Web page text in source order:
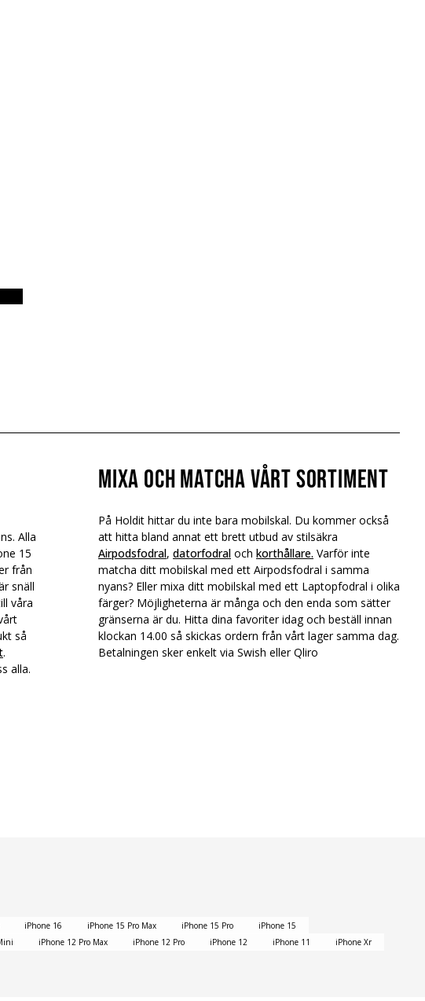
Alla
15
från
snäll
våra
så
.
alla.
Mixa och Matcha vårt sortiment
På Holdit hittar du inte bara mobilskal. Du kommer också
att hitta bland annat ett brett utbud av stilsäkra
Airpodsfodral, datorfodral och korthållare. Varför inte
matcha ditt mobilskal med ett Airpodsfodral i samma
nyans? Eller mixa ditt mobilskal med ett Laptopfodral i olika
färger? Möjligheterna är många och den enda som sätter
gränserna är du. Hitta dina favoriter idag och beställ innan
klockan 14.00 så skickas ordern från vårt lager samma dag.
Betalningen sker enkelt via Swish eller Qliro
iPhone 16 iPhone 15 Pro Max iPhone 15 Pro
iPhone 15
iPhone 12 Pro Max iPhone 12 Pro iPhone 12 iPhone 11
iPhone Xr